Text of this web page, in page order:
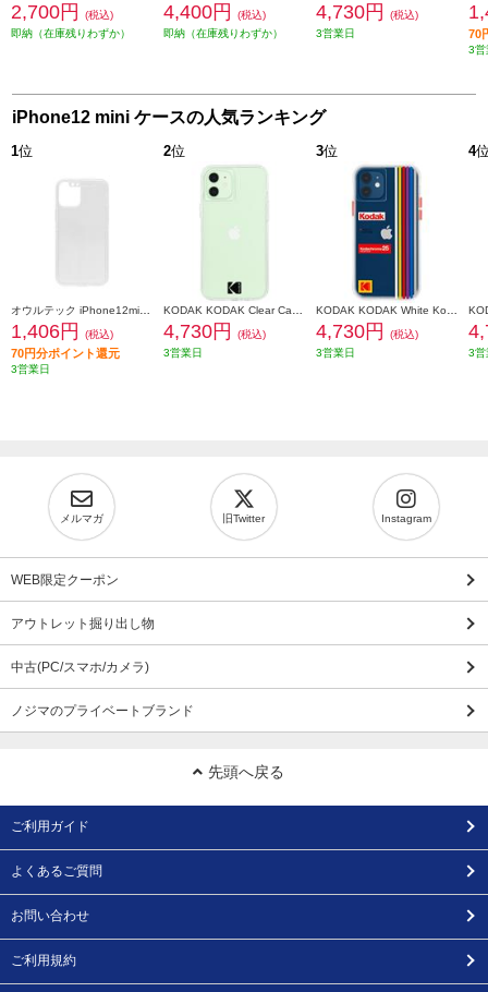
2,700円
(税込)
即納（在庫残りわずか）
4,400円
(税込)
即納（在庫残りわずか）
4,730円
(税込)
3営業日
70
3営
iPhone12 mini ケースの人気ランキング
1位
1,406円 (税込)
70円分ポイント還元
3営業日
2位
4,730円
(税込)
3営業日
3位
4,730円
(税込)
3営業日
4
3営
メルマガ 旧Twitter Instagram
WEB限定クーポン
アウトレット掘り出し物
中古(PC/スマホ/カメラ)
ノジマのプライベートブランド
先頭へ戻る
ご利用ガイド
よくあるご質問
お問い合わせ
ご利用規約